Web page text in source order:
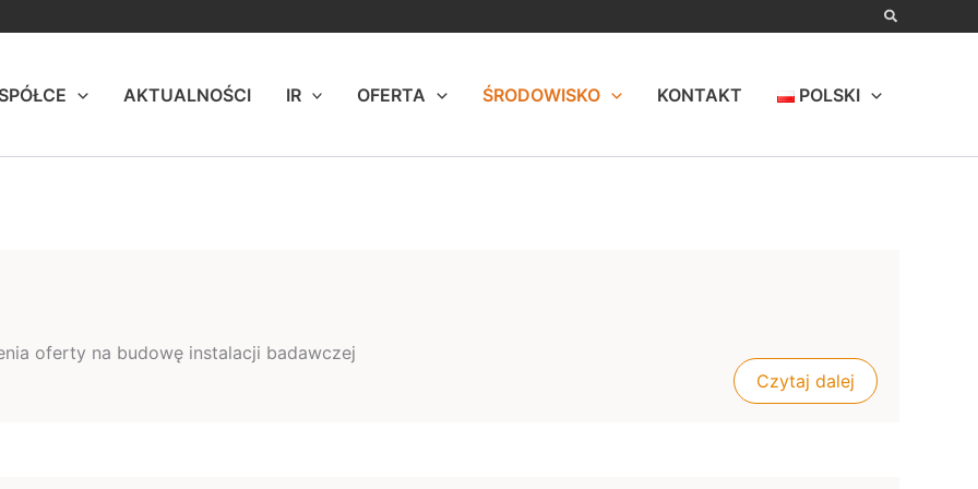
AKTUALNOŚCI IR OFERTA ŚRODOWISKO KONTAKT POLSKI
oferty na budowę instalacji badawczej
Czytaj dalej